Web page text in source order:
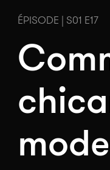
ÉPISODE | S01 E17
mode